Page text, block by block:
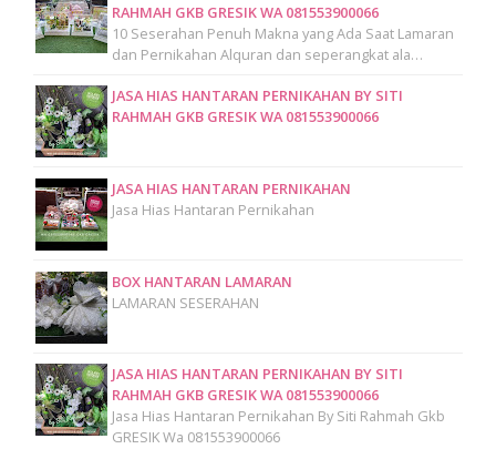
RAHMAH GKB GRESIK WA 081553900066
10 Seserahan Penuh Makna yang Ada Saat Lamaran
dan Pernikahan Alquran dan seperangkat ala…
JASA HIAS HANTARAN PERNIKAHAN BY SITI
RAHMAH GKB GRESIK WA 081553900066
JASA HIAS HANTARAN PERNIKAHAN
Jasa Hias Hantaran Pernikahan
BOX HANTARAN LAMARAN
LAMARAN SESERAHAN
JASA HIAS HANTARAN PERNIKAHAN BY SITI
RAHMAH GKB GRESIK WA 081553900066
Jasa Hias Hantaran Pernikahan By Siti Rahmah Gkb
GRESIK Wa 081553900066